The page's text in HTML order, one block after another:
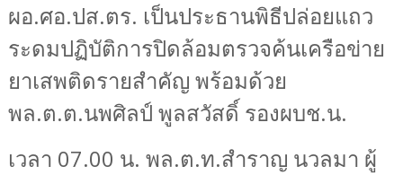
ผอ.ศอ.ปส.ตร. เป็นประธานพิธีปล่อยแถว
ระดมปฏิบัติการปิดล้อมตรวจค้นเครือข่าย
ยาเสพติดรายสำคัญ พร้อมด้วย
พล.ต.ต.นพศิลป์ พูลสวัสดิ์ รองผบช.น.
เวลา 07.00 น. พล.ต.ท.สำราญ นวลมา ผู้